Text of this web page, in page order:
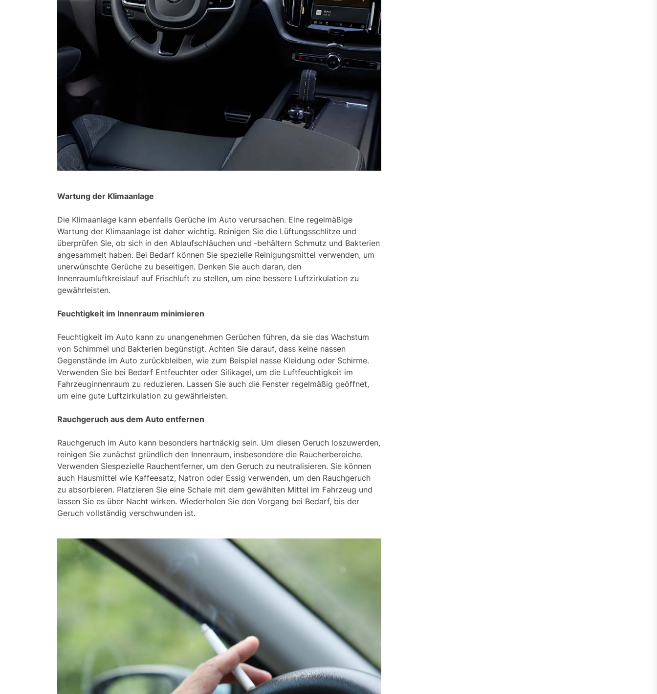
Wartung der Klimaanlage
Die Klimaanlage kann ebenfalls Gerüche im Auto verursachen. Eine regelmäßige
Wartung der Klimaanlage ist daher wichtig. Reinigen Sie die Lüftungsschlitze und
überprüfen Sie, ob sich in den Ablaufschläuchen und -behältern Schmutz und Bakterien
angesammelt haben. Bei Bedarf können Sie spezielle Reinigungsmittel verwenden, um
unerwünschte Gerüche zu beseitigen. Denken Sie auch daran, den
Innenraumluftkreislauf auf Frischluft zu stellen, um eine bessere Luftzirkulation zu
gewährleisten.
Feuchtigkeit im Innenraum minimieren
Feuchtigkeit im Auto kann zu unangenehmen Gerüchen führen, da sie das Wachstum
von Schimmel und Bakterien begünstigt. Achten Sie darauf, dass keine nassen
Gegenstände im Auto zurückbleiben, wie zum Beispiel nasse Kleidung oder Schirme.
Verwenden Sie bei Bedarf Entfeuchter oder Silikagel, um die Luftfeuchtigkeit im
Fahrzeuginnenraum zu reduzieren. Lassen Sie auch die Fenster regelmäßig geöffnet,
um eine gute Luftzirkulation zu gewährleisten.
Rauchgeruch aus dem Auto entfernen
Rauchgeruch im Auto kann besonders hartnäckig sein. Um diesen Geruch loszuwerden,
reinigen Sie zunächst gründlich den Innenraum, insbesondere die Raucherbereiche.
Verwenden Siespezielle Rauchentferner, um den Geruch zu neutralisieren. Sie können
auch Hausmittel wie Kaffeesatz, Natron oder Essig verwenden, um den Rauchgeruch
zu absorbieren. Platzieren Sie eine Schale mit dem gewählten Mittel im Fahrzeug und
lassen Sie es über Nacht wirken. Wiederholen Sie den Vorgang bei Bedarf, bis der
Geruch vollständig verschwunden ist.